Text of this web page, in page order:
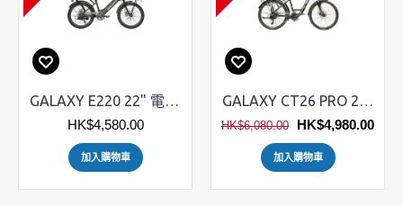
GALAXY E220 22" 電動單車 續航90km
HK$4,580.00
加入購物車
GALAXY CT26 PRO 26" 電動單車 48V
HK$6,080.00 HK$4,980.00
加入購物車